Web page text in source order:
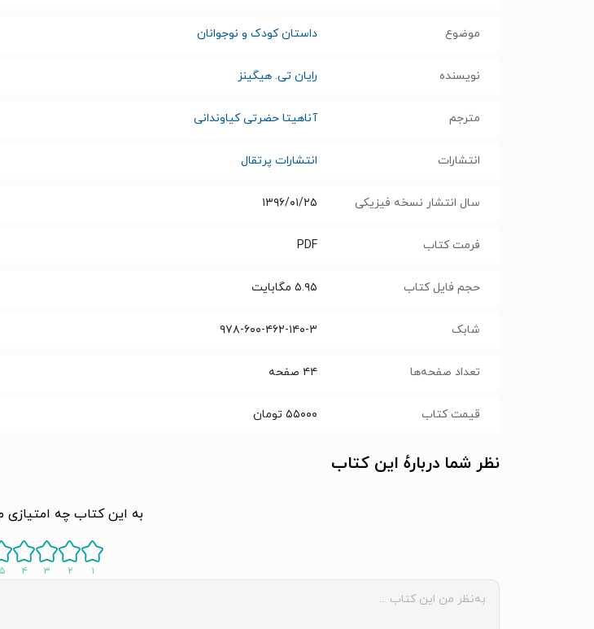
موضوع داستان کودک و نوجوانان
نویسنده رایان تی. هیگینز
مترجم آناهیتا حضرتی کیاوندانی
انتشارات انتشارات پرتقال
سال انتشار نسخه فیزیکی ۱۳۹۶/۰۱/۲۵
فرمت کتاب PDF
حجم فایل کتاب ۵.۹۵ مگابایت
شابک ۹۷۸-۶۰۰-۴۶۲-۱۴۰-۳
تعداد صفحه‌ها ۴۴ صفحه
قیمت کتاب ۵۵۰۰۰ تومان
نظر شما دربارهٔ این کتاب
به این کتاب چه
۱ ۲ ۳ ۴ ۵